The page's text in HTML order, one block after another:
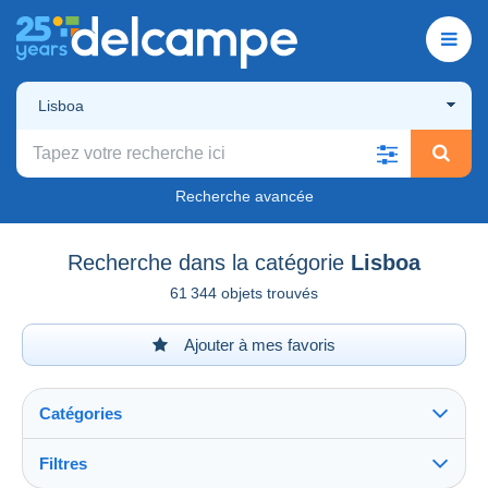
Lisboa
Recherche avancée
Recherche dans la catégorie Lisboa
61 344 objets trouvés
Ajouter à mes favoris
Catégories
Filtres